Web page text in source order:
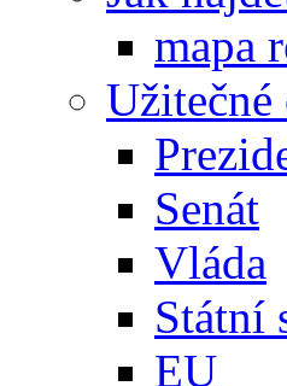
mapa
Užitečné
Senát
Vláda
Státní
EU